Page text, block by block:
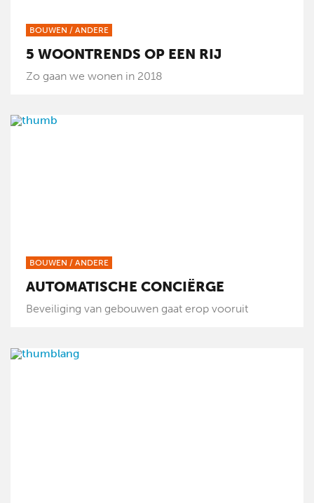
BOUWEN / ANDERE
5 WOONTRENDS OP EEN RIJ
Zo gaan we wonen in 2018
BOUWEN / ANDERE
AUTOMATISCHE CONCIËRGE
Beveiliging van gebouwen gaat erop vooruit